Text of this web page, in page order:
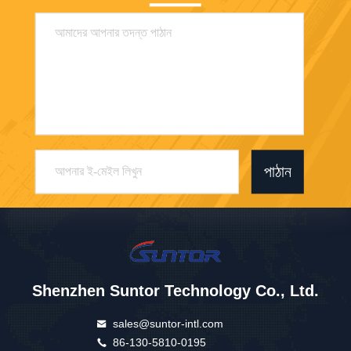
পাঠান
Shenzhen Suntor Technology Co., Ltd.
sales@suntor-intl.com
86-130-5810-0195